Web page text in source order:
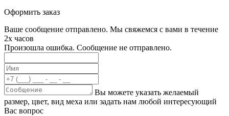
Оформить заказ
Ваше сообщение отправлено. Мы свяжемся с вами в течение
2х часов
Произошла ошибка. Сообщение не отправлено.
Вы можете указать желаемый
размер, цвет, вид меха или задать нам любой интересующий
Вас вопрос